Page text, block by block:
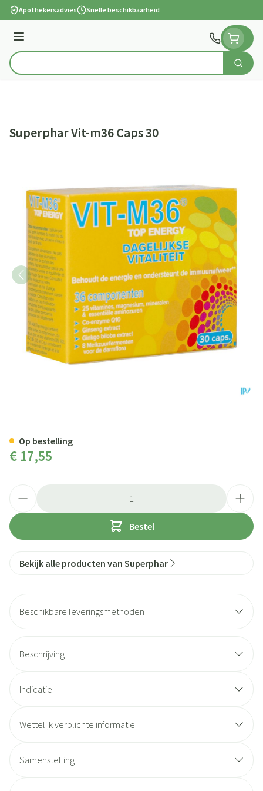
Ga naar de inhoud
Apothekersadvies Snelle beschikbaarheid
Menu
Product, merk, categorie... Zoek
Superphar Vit-m36 Caps 30
€ 17,55
Bestel
Op bestelling
Bekijk alle producten van Superphar
Beschikbare leveringsmethoden
Beschrijving
Indicatie
Wettelijk verplichte informatie
Samenstelling